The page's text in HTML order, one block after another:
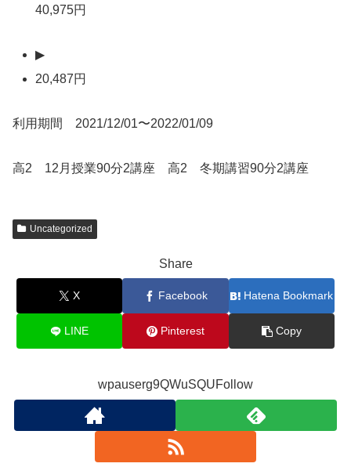
40,975円
▶
20,487円
利用期間 2021/12/01〜2022/01/09
高2 12月授業90分2講座 高2 冬期講習90分2講座
Uncategorized
Share
X Facebook Hatena Bookmark
LINE Pinterest Copy
wpauserg9QWuSQUFollow